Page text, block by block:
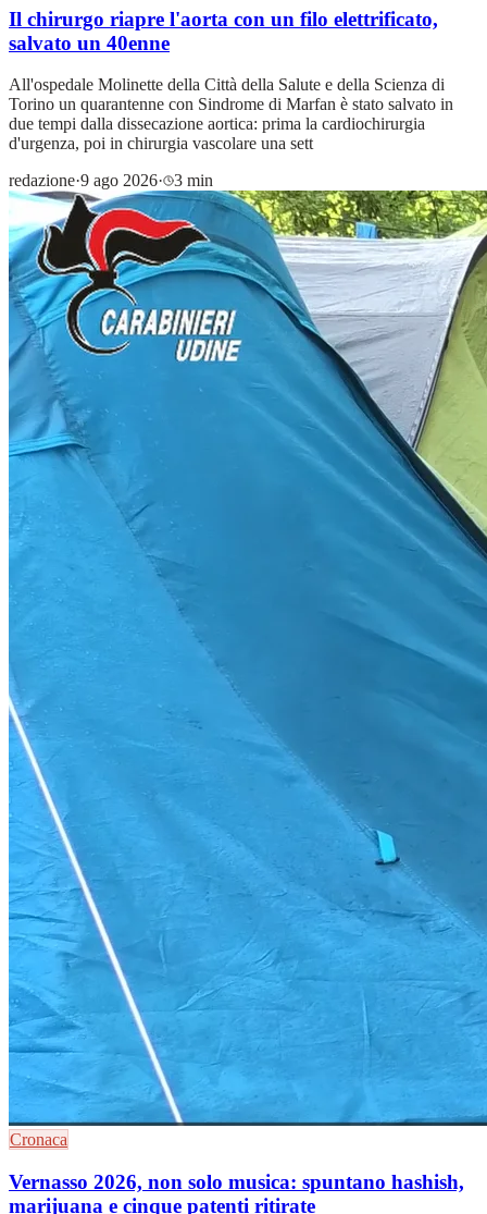
Il chirurgo riapre l'aorta con un filo elettrificato,
salvato un 40enne
All'ospedale Molinette della Città della Salute e della Scienza di
Torino un quarantenne con Sindrome di Marfan è stato salvato in
due tempi dalla dissecazione aortica: prima la cardiochirurgia
d'urgenza, poi in chirurgia vascolare una sett
redazione·9 ago 2026· 3 min
Cronaca
Vernasso 2026, non solo musica: spuntano hashish,
marijuana e cinque patenti ritirate